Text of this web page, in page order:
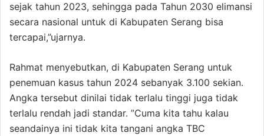
sejak tahun 2023, sehingga pada Tahun 2030 elimansi
secara nasional untuk di Kabupaten Serang bisa
tercapai,”ujarnya.
Rahmat menyebutkan, di Kabupaten Serang untuk
penemuan kasus tahun 2024 sebanyak 3.100 sekian.
Angka tersebut dinilai tidak terlalu tinggi juga tidak
terlalu rendah jadi standar. ”Cuma kita tahu kalau
seandainya ini tidak kita tangani angka TBC